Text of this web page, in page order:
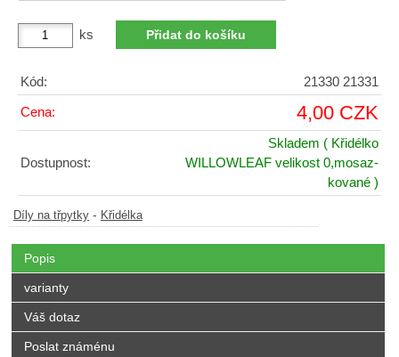
ks
Kód: 21330 21331
Cena: 4,00 CZK
Dostupnost:
Skladem ( Křidélko
WILLOWLEAF velikost 0,mosaz-
kované )
Díly na třpytky - Křidélka
Popis
varianty
Váš dotaz
Poslat známénu